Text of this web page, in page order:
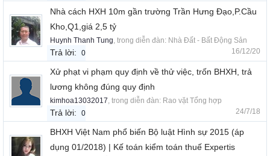
Nhà cách HXH 10m gần trường Trần Hưng Đạo,P.Cầu
Kho,Q1,giá 2,5 tỷ
Huynh Thanh Tung, trong diễn đàn: Nhà Đất - Bất Động Sản
Trả lời: 0 16/12/20
Xử phạt vi phạm quy định về thử việc, trốn BHXH, trả
lương không đúng quy định
kimhoa13032017, trong diễn đàn: Rao vặt Tổng hợp
Trả lời: 0 24/7/18
BHXH Việt Nam phổ biến Bộ luật Hình sự 2015 (áp
dụng 01/2018) | Kế toán kiểm toán thuế Expertis